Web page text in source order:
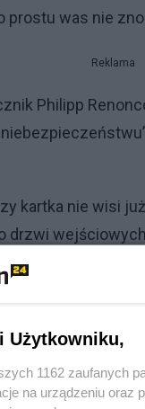
prostu was nie
Reklama
Philipp
kartka nie wisi
drzwi
przypomina
burmistrz
i wymaga
Felix Klein.
Użytkowniku,
1162 zaufanych
na urządzeniu oraz